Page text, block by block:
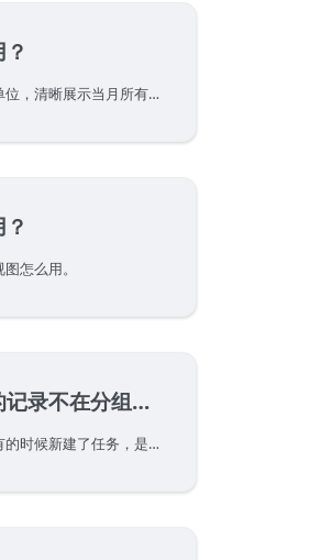
日历视图，是一个以天为单位，清晰展示当月所有日程的视图。在团队协作的过程中，我们常常会碰到以下场景：
怎么用。
分组内或消失了？
你是否遇到这样的情况：有的时候新建了任务，是能够直接在分组内展示的。但是有的时候，在分组内创建任务却没有归到该分组下，而是在组外，还有的时候创建完了还直接消失了？这是为什么？